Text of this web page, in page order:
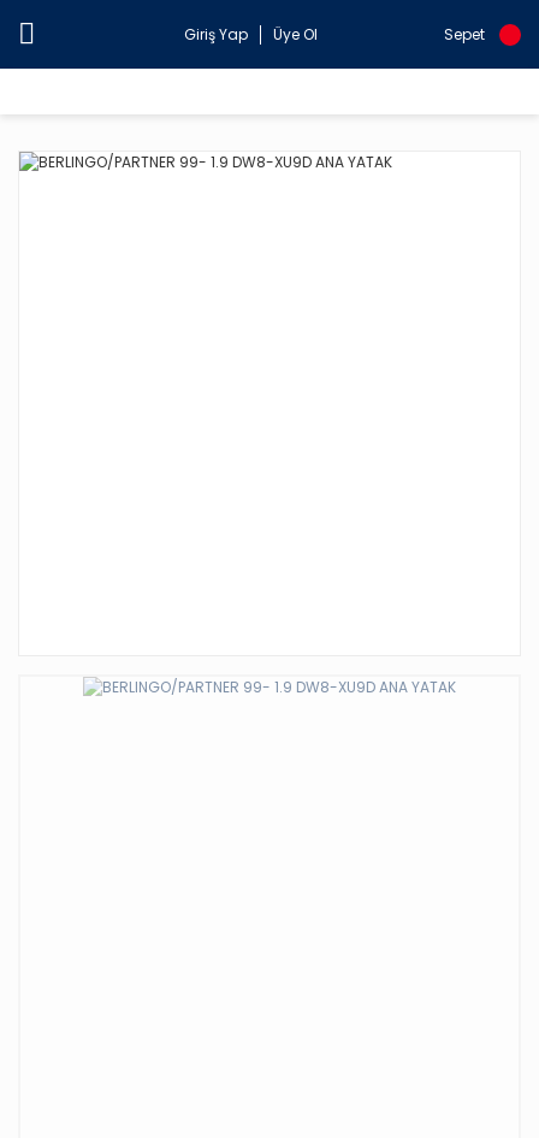
Giriş Yap Üye Ol Sepet